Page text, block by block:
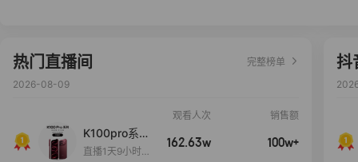
热门直播间
完整榜单
2026-08-09
观看人次 销售额
K100pro系列
新品预约中~
直播1天9小时4
162.63w 100w+
抖